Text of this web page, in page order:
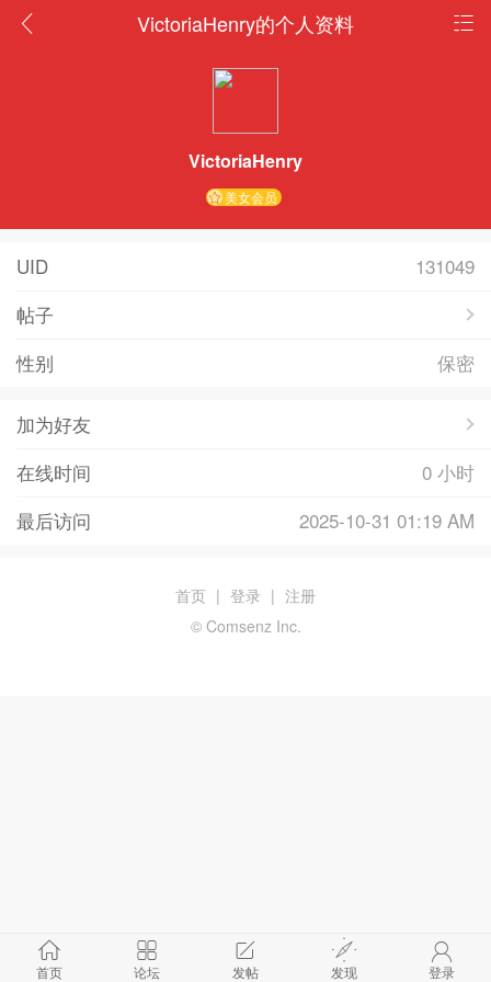
VictoriaHenry的个人资料
VictoriaHenry
美女会员
UID
131049
帖子
性别
保密
加为好友
在线时间
0 小时
最后访问
2025-10-31 01:19 AM
首页 论坛 发帖 发现 登录
首页 | 登录 | 注册
© Comsenz Inc.